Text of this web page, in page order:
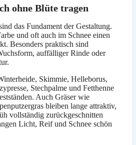
ohne Blüte tragen
das Fundament der Gestaltung.
und oft auch im Schnee einen
Besonders praktisch sind
auffälliger Rinde oder
Skimmie, Helleborus,
Stechpalme und Fetthenne
Auch Gräser wie
bleiben lange attraktiv,
vollständig zurückgeschnitten
Licht, Reif und Schnee schön